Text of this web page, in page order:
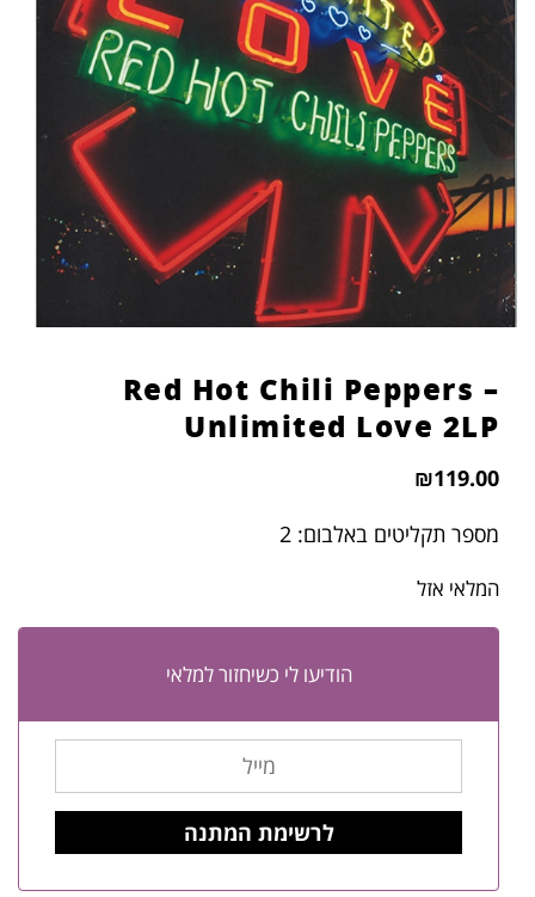
Red Hot Chili Peppers –
Unlimited Love 2LP
₪119.00
מספר תקליטים באלבום: 2
המלאי אזל
הודיעו לי כשיחזור למלאי